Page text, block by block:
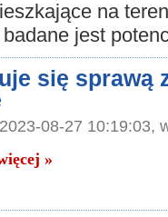
na
jest
się sprawą
08-27 10:19:03,
»